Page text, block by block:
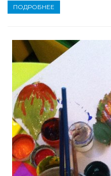
ПОДРОБНЕЕ